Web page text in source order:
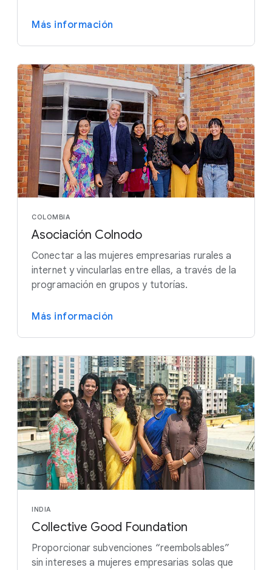
Más información
COLOMBIA
Asociación Colnodo
Conectar a las mujeres empresarias rurales a
internet y vincularlas entre ellas, a través de la
programación en grupos y tutorías.
Más información
INDIA
Collective Good Foundation
Proporcionar subvenciones “reembolsables”
sin intereses a mujeres empresarias solas que